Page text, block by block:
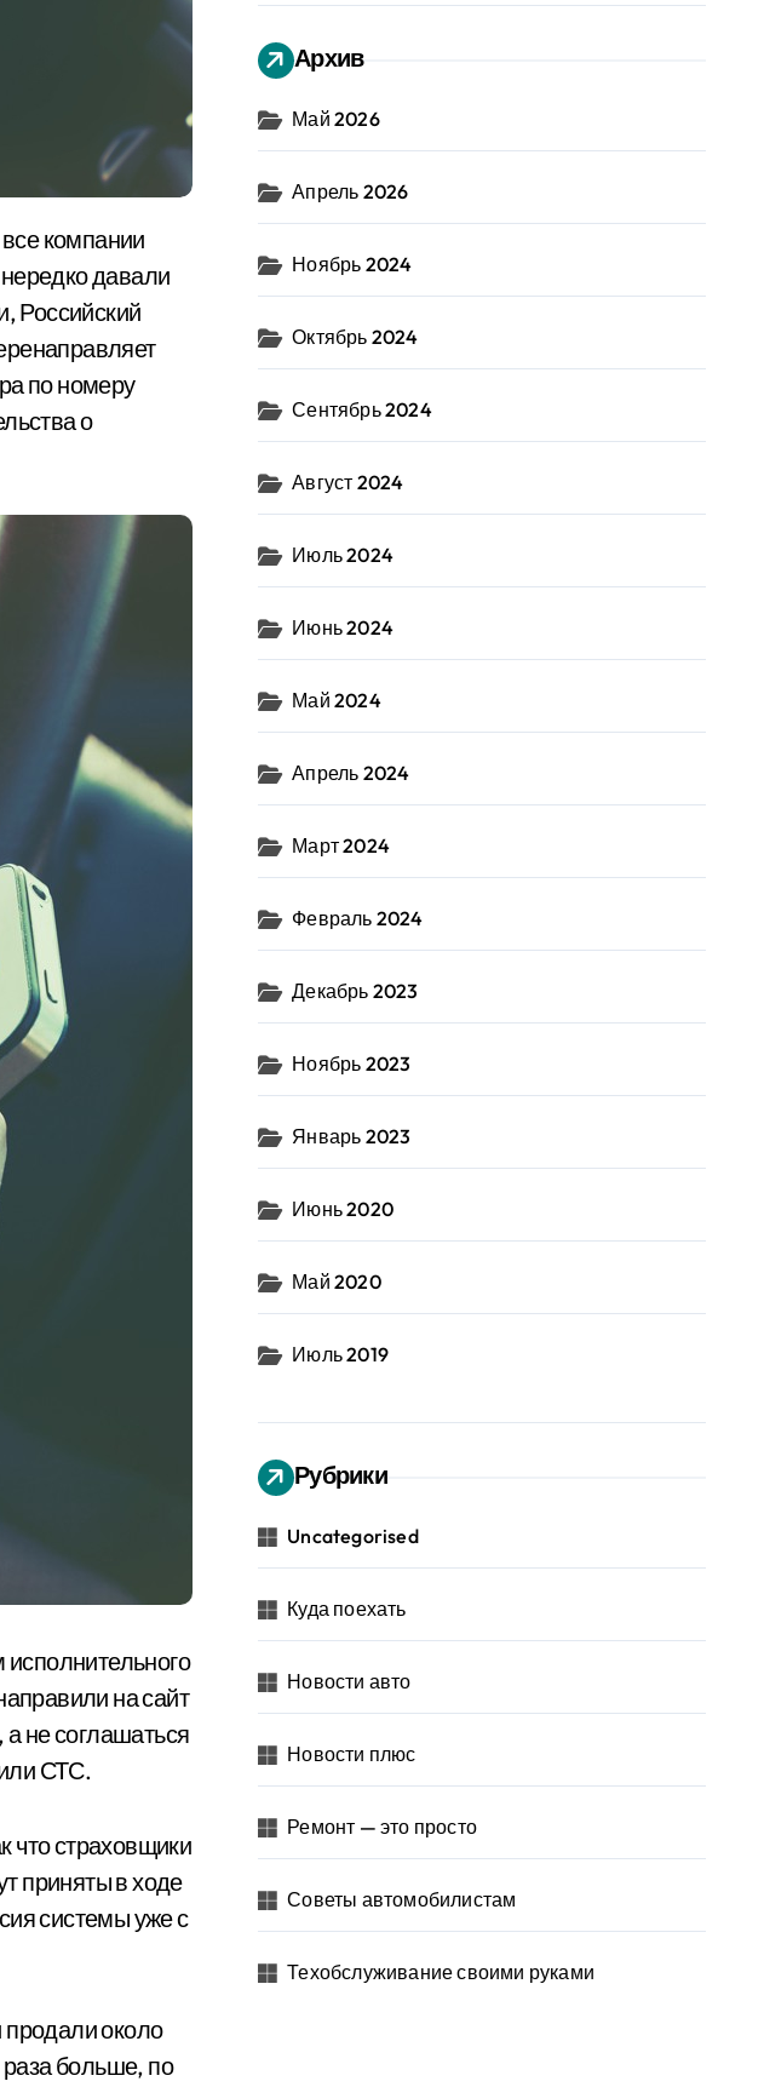
давали
Российский
по номеру
о
на сайт
не соглашаться
СТС.
что страховщики
приняты в ходе
системы уже с
продали около
раза больше, по
Архив
Май 2026
Апрель 2026
Ноябрь 2024
Октябрь 2024
Сентябрь 2024
Август 2024
Июль 2024
Июнь 2024
Май 2024
Апрель 2024
Март 2024
Февраль 2024
Декабрь 2023
Ноябрь 2023
Январь 2023
Июнь 2020
Май 2020
Июль 2019
Рубрики
Uncategorised
Куда поехать
Новости авто
Новости плюс
Ремонт — это просто
Советы автомобилистам
Техобслуживание своими руками